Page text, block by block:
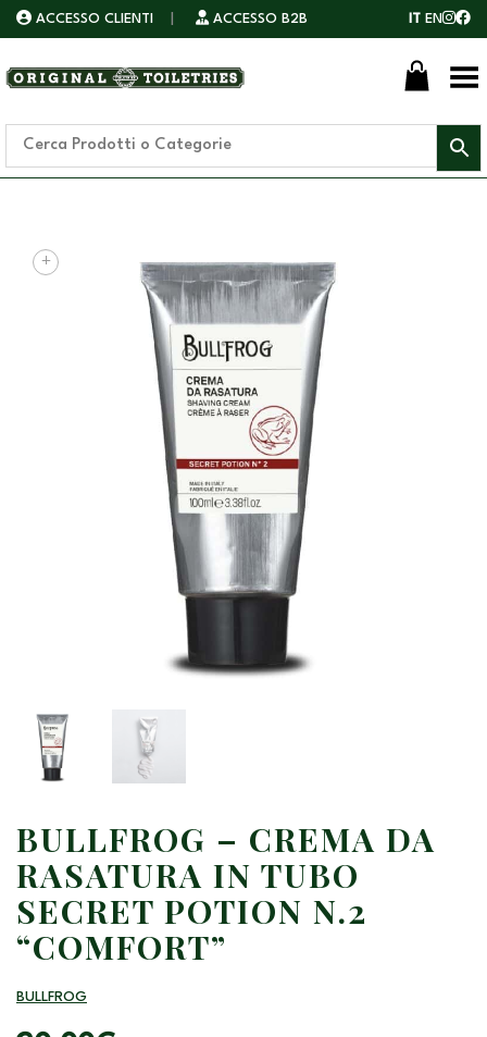
ACCESSO CLIENTI ACCESSO B2B IT EN
Toggle Menu
+
BULLFROG – CREMA DA
RASATURA IN TUBO
SECRET POTION N.2
“COMFORT”
BULLFROG